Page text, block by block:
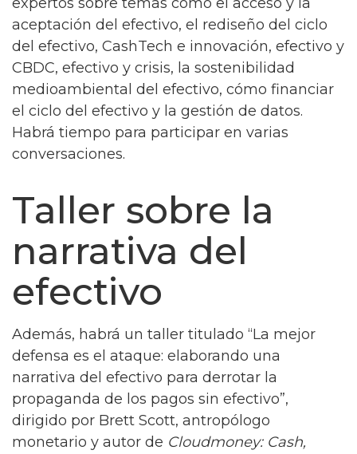
aceptación del efectivo, el rediseño del ciclo
del efectivo, CashTech e innovación, efectivo y
CBDC, efectivo y crisis, la sostenibilidad
medioambiental del efectivo, cómo financiar
el ciclo del efectivo y la gestión de datos.
Habrá tiempo para participar en varias
conversaciones.
Taller sobre la
narrativa del
efectivo
Además, habrá un taller titulado “La mejor
defensa es el ataque: elaborando una
narrativa del efectivo para derrotar la
propaganda de los pagos sin efectivo”,
dirigido por Brett Scott, antropólogo
monetario y autor de Cloudmoney: Cash,